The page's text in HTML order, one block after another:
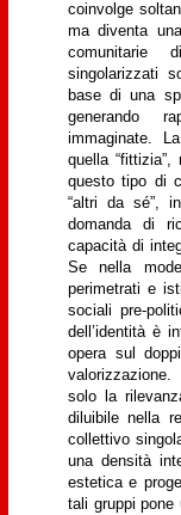
coinvolge
ma diventa
comunitarie
singolarizzati
base di una
generando
immaginate.
quella
questo tipo di
“altri da sé”,
domanda di
capacità di
Se nella
perimetrati e
sociali pre-
dell’identità è
opera sul
valorizzazione.
solo la
diluibile nella
collettivo
una densità
estetica e
tali gruppi